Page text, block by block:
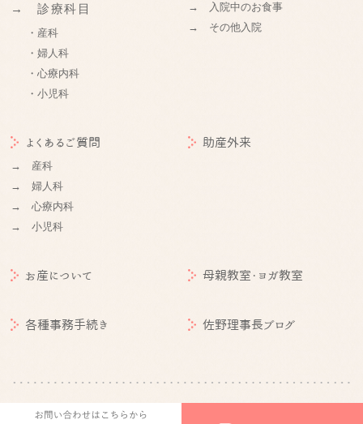
→ 診療科目
・産科
・婦人科
・心療内科
・小児科
→ 入院中のお食事
→ その他入院
よくあるご質問
→ 産科
→ 婦人科
→ 心療内科
→ 小児科
助産外来
お産について 母親教室・ヨガ教室
各種事務手続き 佐野理事長ブログ
©札幌産婦人科 | 医療法人社団朋佑会 札幌産科婦人科